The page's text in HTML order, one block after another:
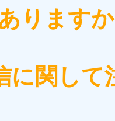
ります
に関し